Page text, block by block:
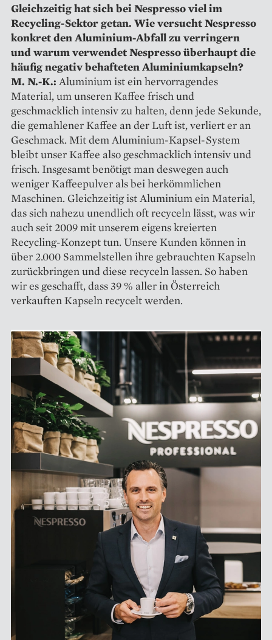
Gleichzeitig hat sich bei Nespresso viel im
Recycling-Sektor getan. Wie versucht Nespresso
konkret den Aluminium-Abfall zu verringern
und warum verwendet ­Nespresso überhaupt die
häufig negativ ­behafteten Aluminiumkapseln?
M. N.-K.: Aluminium ist ein hervorragendes
Material, um unseren Kaffee frisch und
geschmacklich intensiv zu halten, denn jede Sekunde,
die gemahlener Kaffee an der Luft ist, verliert er an
Geschmack. Mit dem Aluminium-Kapsel-System
bleibt unser Kaffee also geschmacklich intensiv und
frisch. Insgesamt benötigt man deswegen auch
weniger Kaffeepulver als bei herkömmlichen
Maschinen. Gleichzeitig ist Aluminium ein Material,
das sich nahezu unendlich oft recyceln lässt, was wir
auch seit 2009 mit unserem eigens kreierten
Recycling-Konzept tun. Unsere Kunden können in
über 2.000 Sammelstellen ihre gebrauchten Kapseln
zurückbringen und diese recyceln lassen. So haben
wir es geschafft, dass 39 % aller in Österreich
verkauften Kapseln recycelt werden.